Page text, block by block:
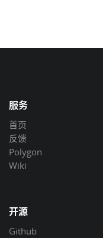
服务
首页
反馈
Polygon
Wiki
开源
Github